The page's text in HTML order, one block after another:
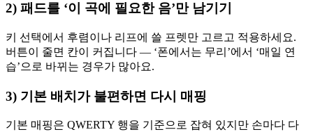
2) 패드를 ‘이 곡에 필요한 음’만 남기기
키 선택에서 후렴이나 리프에 쓸 프렛만 고르고 적용하세요.
버튼이 줄면 칸이 커집니다 — ‘폰에서는 무리’에서 ‘매일 연
습’으로 바뀌는 경우가 많아요.
3) 기본 배치가 불편하면 다시 매핑
기본 매핑은 QWERTY 행을 기준으로 잡혀 있지만 손마다 다